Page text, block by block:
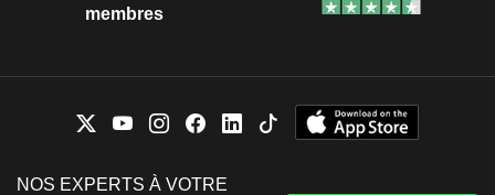
membres
NOS EXPERTS À VOTRE